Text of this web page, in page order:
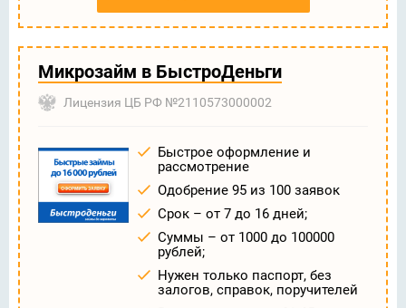
Микрозайм в БыстроДеньги
Лицензия ЦБ РФ №2110573000002
Быстрое оформление и
рассмотрение
Одобрение 95 из 100 заявок
Срок – от 7 до 16 дней;
Суммы – от 1000 до 100000
рублей;
Нужен только паспорт, без
залогов, справок, поручителей